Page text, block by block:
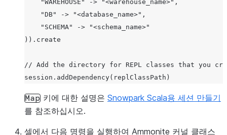
    "WAREHOUSE" -> "<warehouse_name>",
    "DB" -> "<database_name>",
    "SCHEMA" -> "<schema_name>"
)).create
// Add the directory for REPL classes that you
session.addDependency(replClassPath)
Map 키에 대한 설명은 Snowpark Scala용 세션 만들기
를 참조하십시오.
셀에서 다음 명령을 실행하여 Ammonite 커널 클래스